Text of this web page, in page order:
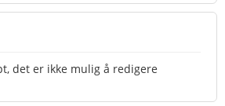
det er ikke mulig å redigere